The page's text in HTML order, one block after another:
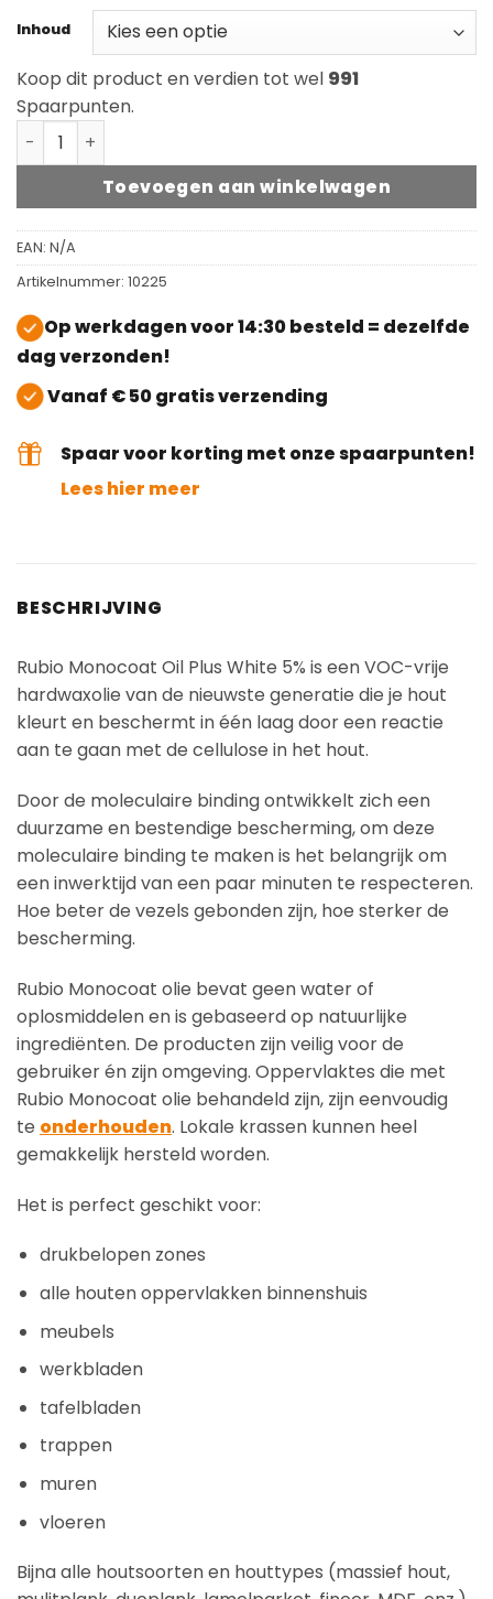
Inhoud
Koop dit product en verdien tot wel 991
Spaarpunten.
Rubio Monocoat Oil Plus White 5% aantal
Toevoegen aan winkelwagen
EAN: N/A
Artikelnummer: 10225
Op werkdagen voor 14:30 besteld = dezelfde
dag verzonden!
Vanaf € 50 gratis verzending
Spaar voor korting met onze spaarpunten!
Lees hier meer
BESCHRIJVING
Rubio Monocoat Oil Plus White 5% is een VOC-vrije
hardwaxolie van de nieuwste generatie die je hout
kleurt en beschermt in één laag door een reactie
aan te gaan met de cellulose in het hout.
Door de moleculaire binding ontwikkelt zich een
duurzame en bestendige bescherming, om deze
moleculaire binding te maken is het belangrijk om
een inwerktijd van een paar minuten te respecteren.
Hoe beter de vezels gebonden zijn, hoe sterker de
bescherming.
Rubio Monocoat olie bevat geen water of
oplosmiddelen en is gebaseerd op natuurlijke
ingrediënten. De producten zijn veilig voor de
gebruiker én zijn omgeving. Oppervlaktes die met
Rubio Monocoat olie behandeld zijn, zijn eenvoudig
te onderhouden. Lokale krassen kunnen heel
gemakkelijk hersteld worden.
Het is perfect geschikt voor:
drukbelopen zones
alle houten oppervlakken binnenshuis
meubels
werkbladen
tafelbladen
trappen
muren
vloeren
Bijna alle houtsoorten en houttypes (massief hout,